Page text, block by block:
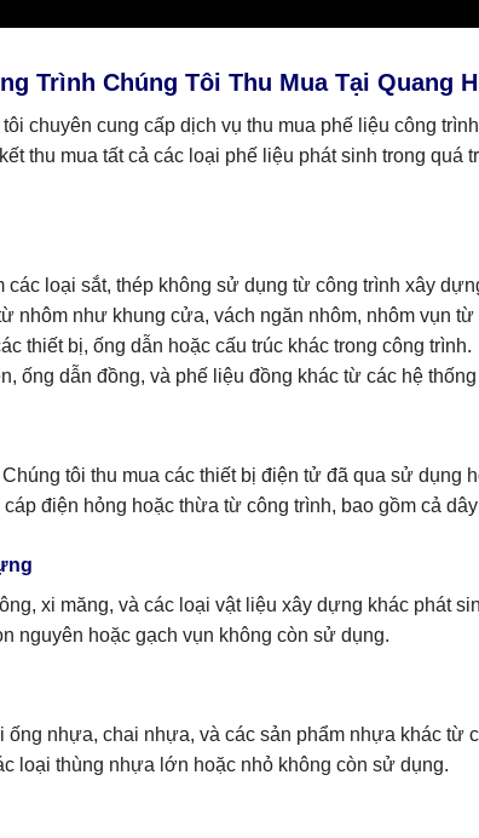
Trình Chúng Tôi Thu Mua Tại Quang
tôi chuyên cung cấp dịch vụ thu mua phế liệu công
thu mua tất cả các loại phế liệu phát sinh trong
các loại sắt, thép không sử dụng từ công trình xây
nhôm như khung cửa, vách ngăn nhôm, nhôm vụn
thiết bị, ống dẫn hoặc cấu trúc khác trong công trình.
ống dẫn đồng, và phế liệu đồng khác từ các hệ
Chúng tôi thu mua các thiết bị điện tử đã qua sử dụng
điện hỏng hoặc thừa từ công trình, bao gồm cả
xi măng, và các loại vật liệu xây dựng khác phát
nguyên hoặc gạch vụn không còn sử dụng.
ống nhựa, chai nhựa, và các sản phẩm nhựa khác từ
loại thùng nhựa lớn hoặc nhỏ không còn sử dụng.